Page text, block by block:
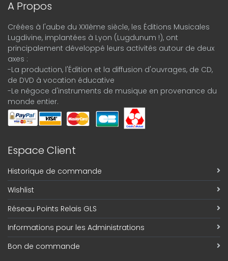
A Propos
Créées à l'aube du XXIème siècle, les Éditions Musicales
Lugdivine, implantées à Lyon (Lugdunum !), ont
principalement développé leurs activités autour de deux
axes :
-La production, l'Édition et la diffusion d'ouvrages, de CD,
de DVD à vocation éducative
-Le négoce d'instruments de musique en provenance du
monde entier.
Espace Client
Historique de commande
Wishlist
Réseau Points Relais GLS
Informations pour les Administrations
Bon de commande